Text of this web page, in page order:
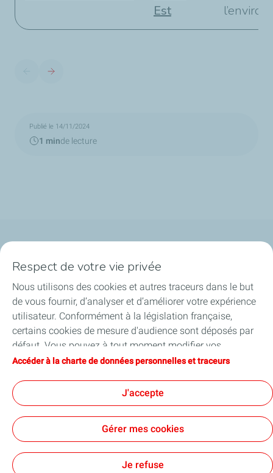
Est
Publié le 14/11/2024
1 minde lecture
Financer les entreprises
Soutenir les projets industriels
Accompagner à l'international
Accessibilité : partiellement conforme
Respect de votre vie privée
Nous utilisons des cookies et autres traceurs dans le but
de vous fournir, d’analyser et d’améliorer votre expérience
utilisateur. Conformément à la législation française,
certains cookies de mesure d'audience sont déposés par
défaut. Vous pouvez à tout moment modifier vos
paramètres de cookies en cliquant sur le bouton « Gérer
vous acceptez le dépôt de l’ensemble des cookies. Dans le
cas où vous cliquez sur « Je refuse », seuls les cookies
techniques nécessaires au bon fonctionnement du site
seront utilisés. Pour plus d’informations, vous pouvez
traceurs ».
Accéder à la charte de données personnelles et traceurs
J'accepte
Gérer mes cookies
Je refuse